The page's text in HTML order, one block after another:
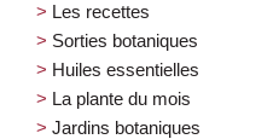
Les recettes
Sorties botaniques
Huiles essentielles
La plante du mois
Jardins botaniques